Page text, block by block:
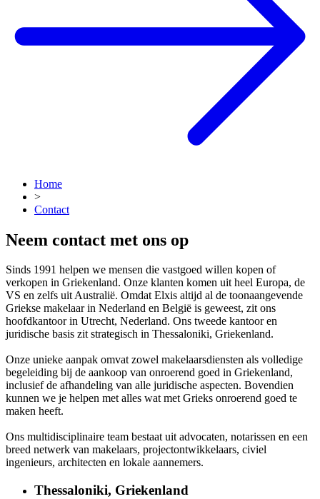
Home
>
Contact
Neem contact met ons op
Sinds 1991 helpen we mensen die vastgoed willen kopen of
verkopen in Griekenland. Onze klanten komen uit heel Europa, de
VS en zelfs uit Australië. Omdat Elxis altijd al de toonaangevende
Griekse makelaar in Nederland en België is geweest, zit ons
hoofdkantoor in Utrecht, Nederland. Ons tweede kantoor en
juridische basis zit strategisch in Thessaloniki, Griekenland.
Onze unieke aanpak omvat zowel makelaarsdiensten als volledige
begeleiding bij de aankoop van onroerend goed in Griekenland,
inclusief de afhandeling van alle juridische aspecten. Bovendien
kunnen we je helpen met alles wat met Grieks onroerend goed te
maken heeft.
Ons multidisciplinaire team bestaat uit advocaten, notarissen en een
breed netwerk van makelaars, projectontwikkelaars, civiel
ingenieurs, architecten en lokale aannemers.
Thessaloniki, Griekenland